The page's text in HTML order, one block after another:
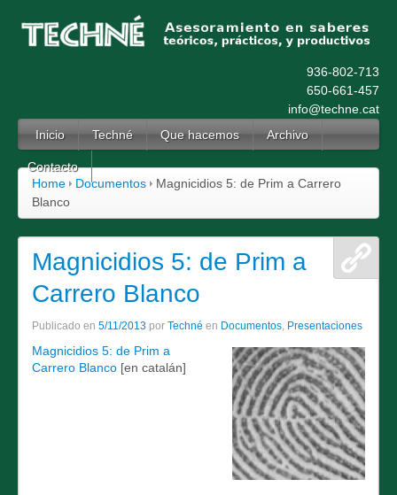
936-802-713
650-661-457
info@techne.cat
Inicio
Techné Que hacemos Archivo
Contacto
Home
Documentos
Magnicidios 5: de Prim a Carrero
Blanco
Magnicidios 5: de Prim a
Carrero Blanco
Publicado en 5/11/2013 por Techné en Documentos Presentaciones
Magnicidios 5: de Prim a
Carrero Blanco [en catalán]